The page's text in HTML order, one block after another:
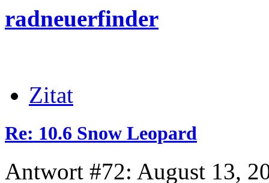
radneuerfinder
Zitat
Re: 10.6 Snow Leopard
Antwort #72: August 13,